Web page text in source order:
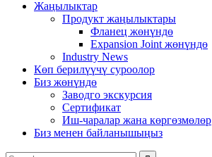
Жаңылыктар
Продукт жаңылыктары
Фланец жөнүндө
Expansion Joint жөнүндө
Industry News
Көп берилүүчү суроолор
Биз жөнүндө
Заводго экскурсия
Сертификат
Иш-чаралар жана көргөзмөлөр
Биз менен байланышыңыз